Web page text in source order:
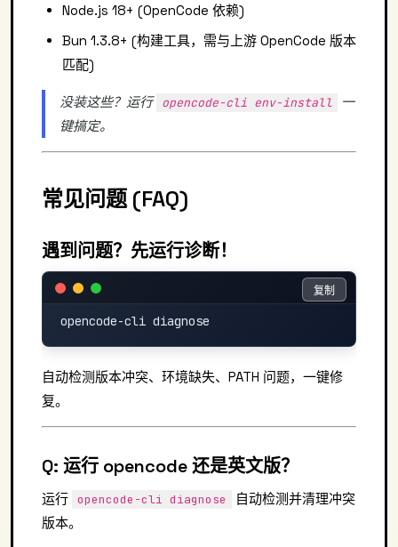
Node.js 18+ (OpenCode 依赖)
Bun 1.3.8+ (构建工具，需与上游 OpenCode 版本
匹配)
没装这些？运行 opencode-cli env-install
一
键搞定。
常见问题 (FAQ)
遇到问题？先运行诊断！
复制
复制
自动检测版本冲突、环境缺失、PATH 问题，一键修
复。
Q: 运行 opencode 还是英文版？
运行 opencode-cli diagnose
自动检测并清理冲突
版本。